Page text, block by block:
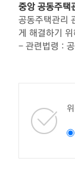
중앙 공동주택
공동주택관리
게 해결하기
- 관련법령 :